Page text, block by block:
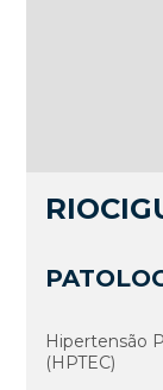
Hipertensão
(HPTEC)